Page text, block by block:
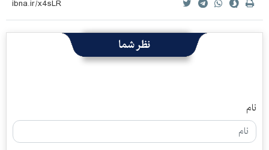
نظر شما
نام